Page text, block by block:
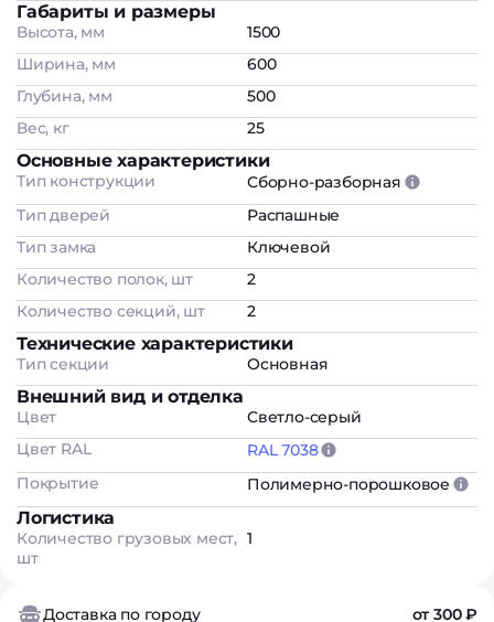
Габариты и размеры
Высота, мм
1500
Ширина, мм
600
Глубина, мм
500
Вес, кг
25
Основные характеристики
Тип конструкции
Сборно-разборная
Тип дверей
Распашные
Тип замка
Ключевой
Количество полок, шт
2
Количество секций, шт
2
Технические характеристики
Тип секции Основная
Внешний вид и отделка
Цвет
Светло-серый
Цвет RAL
RAL 7038
Покрытие
Полимерно-порошковое
Логистика
Количество грузовых мест,
шт
1
Доставка по городу
от 300 ₽